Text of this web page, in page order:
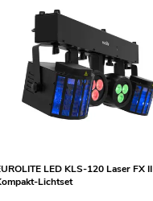
LED KLS-120 Laser FX II
Lichtset